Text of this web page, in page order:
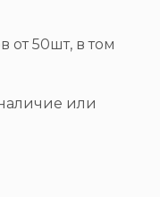
50шт, в том
или